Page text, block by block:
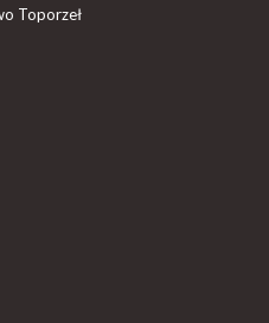
Toporzeł